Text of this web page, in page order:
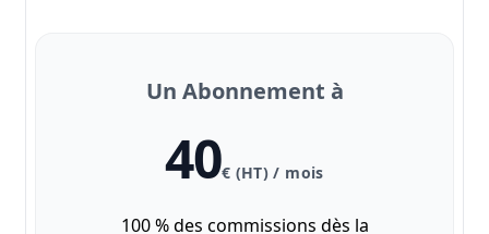
Un Abonnement à
40€ (HT) / mois
100 % des commissions dès la